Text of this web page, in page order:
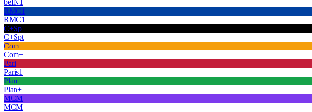
beIN1
RMC1
RMC1
C+Sp
C+Spt
Com+
Com+
Pari
Paris1
Plan
Plan+
MCM
MCM